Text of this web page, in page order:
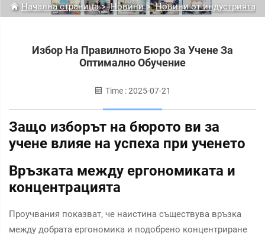
Начална страница>Новини>Новини от индустрията
Избор На Правилното Бюро За Учене За
Оптимално Обучение
Time : 2025-07-21
Защо изборът на бюрото ви за
учене влияе на успеха при ученето
Връзката между ергономиката и
концентрацията
Проучвания показват, че наистина съществува връзка
между добрата ергономика и подобрено концентриране